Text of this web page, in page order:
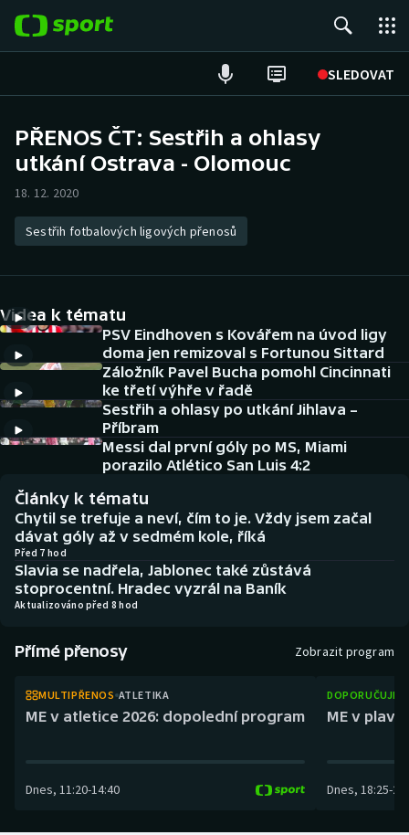
SLEDOVAT
Hokej
Atletika
DALŠÍ SPORTY
Americký fotbal
Baseball a softbal
Biatlon
Boby a skeleton
Box
Curling
Dostihy
NEPŘEHLÉDNĚTE
Historické návraty
Aplikace ČT sport
AZ kvíz
PŘENOS ČT: Sestřih a ohlasy
utkání Ostrava - Olomouc
18. 12. 2020
Sestřih fotbalových ligových přenosů
Videa k tématu
PSV Eindhoven s Kovářem na úvod ligy
doma jen remizoval s Fortunou Sittard
Záložník Pavel Bucha pomohl Cincinnati
ke třetí výhře v řadě
Sestřih a ohlasy po utkání Jihlava –
Příbram
Messi dal první góly po MS, Miami
porazilo Atlético San Luis 4:2
Články k tématu
Chytil se trefuje a neví, čím to je. Vždy jsem začal
dávat góly až v sedmém kole, říká
Před 7 hod
Slavia se nadřela, Jablonec také zůstává
stoprocentní. Hradec vyzrál na Baník
Aktualizováno před 8 hod
Přímé přenosy Zobrazit program
MULTIPŘENOS ATLETIKA
ME v atletice 2026: dopolední program
Dnes, 11:20-14:40
ME v
Dnes, 18:25-